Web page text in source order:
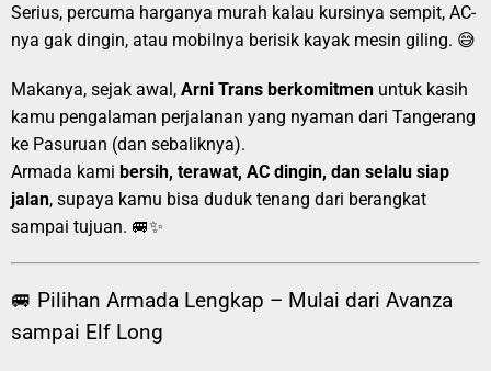
Serius, percuma harganya murah kalau kursinya sempit, AC-
nya gak dingin, atau mobilnya berisik kayak mesin giling. 😅
Makanya, sejak awal, Arni Trans berkomitmen untuk kasih
kamu pengalaman perjalanan yang nyaman dari Tangerang
ke Pasuruan (dan sebaliknya).
Armada kami bersih, terawat, AC dingin, dan selalu siap
jalan, supaya kamu bisa duduk tenang dari berangkat
sampai tujuan. 🚐✨
🚐 Pilihan Armada Lengkap – Mulai dari Avanza
sampai Elf Long